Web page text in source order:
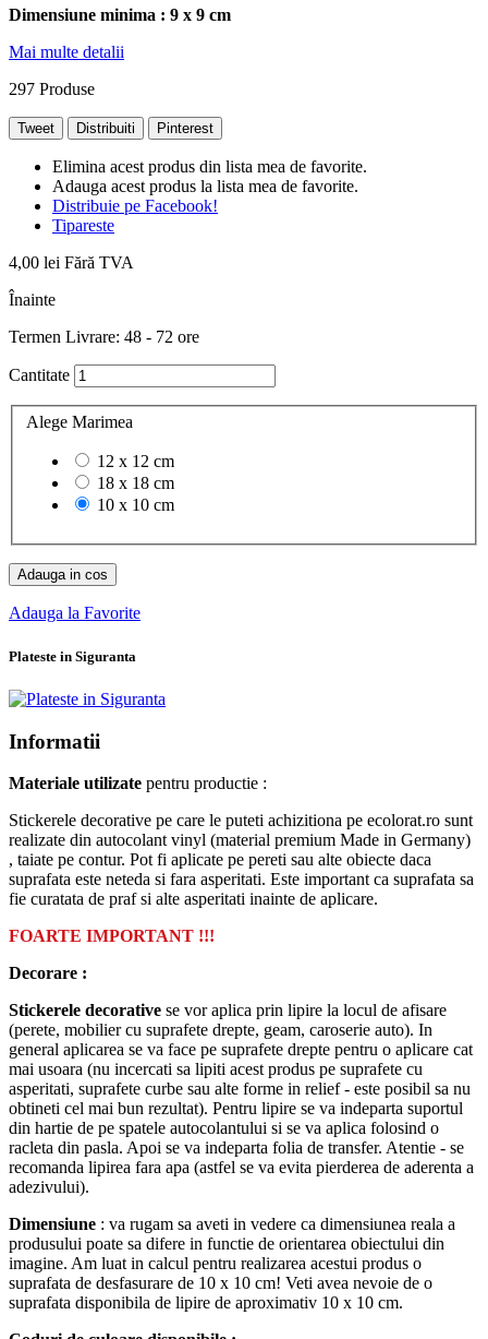
Dimensiune minima : 9 x 9 cm
Mai multe detalii
297 Produse
Tweet Distribuiti Pinterest
Elimina acest produs din lista mea de favorite.
Adauga acest produs la lista mea de favorite.
Distribuie pe Facebook!
Tipareste
4,00 lei Fără TVA
Înainte
Termen Livrare: 48 - 72 ore
Cantitate
Alege Marimea
12 x 12 cm
18 x 18 cm
10 x 10 cm
Adauga in cos
Adauga la Favorite
Plateste in Siguranta
Informatii
Materiale utilizate pentru productie :
Stickerele decorative pe care le puteti achizitiona pe ecolorat.ro sunt
realizate din autocolant vinyl (material premium Made in Germany)
, taiate pe contur. Pot fi aplicate pe pereti sau alte obiecte daca
suprafata este neteda si fara asperitati. Este important ca suprafata sa
fie curatata de praf si alte asperitati inainte de aplicare.
FOARTE IMPORTANT !!!
Decorare :
Stickerele decorative se vor aplica prin lipire la locul de afisare
(perete, mobilier cu suprafete drepte, geam, caroserie auto). In
general aplicarea se va face pe suprafete drepte pentru o aplicare cat
mai usoara (nu incercati sa lipiti acest produs pe suprafete cu
asperitati, suprafete curbe sau alte forme in relief - este posibil sa nu
obtineti cel mai bun rezultat). Pentru lipire se va indeparta suportul
din hartie de pe spatele autocolantului si se va aplica folosind o
racleta din pasla. Apoi se va indeparta folia de transfer. Atentie - se
recomanda lipirea fara apa (astfel se va evita pierderea de aderenta a
adezivului).
Dimensiune : va rugam sa aveti in vedere ca dimensiunea reala a
produsului poate sa difere in functie de orientarea obiectului din
imagine. Am luat in calcul pentru realizarea acestui produs o
suprafata de desfasurare de 10 x 10 cm! Veti avea nevoie de o
suprafata disponibila de lipire de aproximativ 10 x 10 cm.